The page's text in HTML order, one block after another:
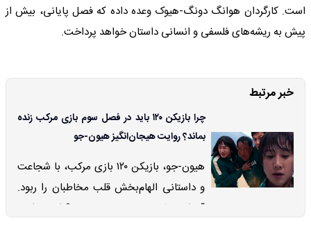
است. کارگردان هوانگ دونگ-هیوک وعده داده که فصل پایانی، بیش از
پیش به ریشه‌های فلسفی و انسانی داستان خواهد پرداخت.
خبر مرتبط
چرا بازیکن ۱۲۰ باید در فصل سوم بازی مرکب زنده
بماند؟ روایت هیجان‌انگیز هیون-جو
هیون-جو، بازیکن ۱۲۰ بازی مرکب، با شجاعت
و داستانی الهام‌بخش قلب مخاطبان را ربود.
آیا او در فصل سوم زنده می‌ماند؟ این روایت